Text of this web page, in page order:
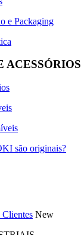
e Packaging
ACESSÓRIOS
são originais?
Clientes New